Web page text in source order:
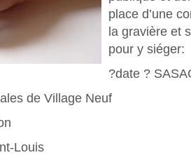
place d’une
la gravière et
pour y siéger:
?date ?
de Village Neuf
Louis